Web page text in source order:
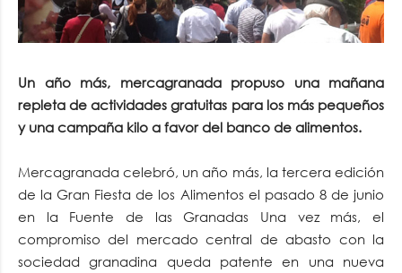
Un año más, mercagranada propuso una mañana
repleta de actividades gratuitas para los más pequeños
y una campaña kilo a favor del banco de alimentos.
Mercagranada celebró, un año más, la tercera edición
de la Gran Fiesta de los Alimentos el pasado 8 de junio
en la Fuente de las Granadas Una vez más, el
compromiso del mercado central de abasto con la
sociedad granadina queda patente en una nueva